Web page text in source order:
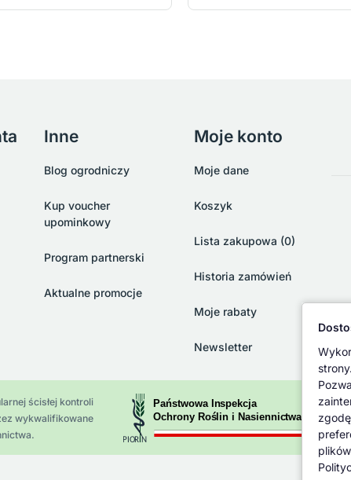
Inne
Blog ogrodniczy
Kup voucher
upominkowy
Program partnerski
Aktualne promocje
Moje konto
Moje dane
Koszyk
Lista zakupowa (0)
Historia zamówień
Moje rabaty
Newsletter
ścisłej kontroli
wykwalifikowane